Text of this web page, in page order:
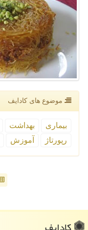
موضوع های كادایف
بیماری بهداشت
رپورتاژ
آموزش